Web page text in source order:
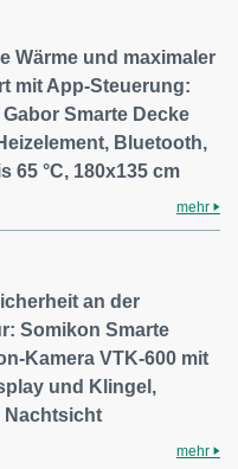
Wärme und maximaler
mit App-Steuerung:
Smarte Decke
Bluetooth,
65 °C, 180x135 cm
mehr
an der
Somikon Smarte
Kamera VTK-600 mit
und Klingel,
Nachtsicht
mehr